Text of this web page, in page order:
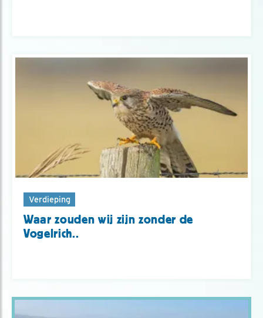
Verdieping
Waar zouden wij zijn zonder de
Vogelrich..